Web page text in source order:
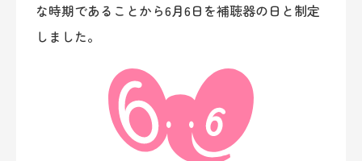
な時期であることから6月6日を補聴器の日と制定
しました。